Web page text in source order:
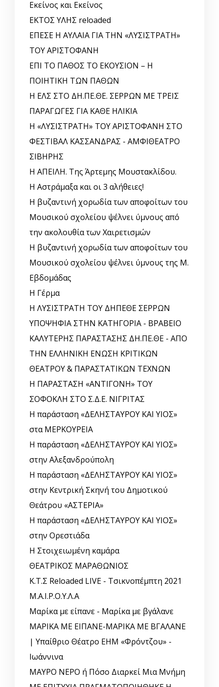
Εκείνος και Εκείνος
ΕΚΤΟΣ ΥΛΗΣ reloaded
ΕΠΕΣΕ Η ΑΥΛΑΙΑ ΓΙΑ ΤΗΝ «ΛΥΣΙΣΤΡΑΤΗ»
ΤΟΥ ΑΡΙΣΤΟΦΑΝΗ
ΕΠΙ ΤΟ ΠΑΘΟΣ ΤΟ ΕΚΟΥΣΙΟΝ – Η
ΠΟΙΗΤΙΚΗ ΤΩΝ ΠΑΘΩΝ
Η ΕΛΣ ΣΤΟ ΔΗ.ΠΕ.ΘΕ. ΣΕΡΡΩΝ ΜΕ ΤΡΕΙΣ
ΠΑΡΑΓΩΓΕΣ ΓΙΑ ΚΑΘΕ ΗΛΙΚΙΑ
Η «ΛΥΣΙΣΤΡΑΤΗ» ΤΟΥ ΑΡΙΣΤΟΦΑΝΗ ΣΤΟ
ΦΕΣΤΙΒΑΛ ΚΑΣΣΑΝΔΡΑΣ - ΑΜΦΙΘΕΑΤΡΟ
ΣΙΒΗΡΗΣ
Η ΑΠΕΙΛΗ. Της Άρτεμης Μουστακλίδου.
Η Αστράμαξα και οι 3 αλήθειες!
Η βυζαντινή χορωδία των αποφοίτων του
Μουσικού σχολείου ψέλνει ύμνους από
την ακολουθία των Χαιρετισμών
Η βυζαντινή χορωδία των αποφοίτων του
Μουσικού σχολείου ψέλνει ύμνους της Μ.
Εβδομάδας
Η Γέρμα
Η ΛΥΣΙΣΤΡΑΤΗ ΤΟΥ ΔΗΠΕΘΕ ΣΕΡΡΩΝ
ΥΠΟΨΗΦΙΑ ΣΤΗΝ ΚΑΤΗΓΟΡΙΑ - ΒΡΑΒΕΙΟ
ΚΑΛΥΤΕΡΗΣ ΠΑΡΑΣΤΑΣΗΣ ΔΗ.ΠΕ.ΘΕ - ΑΠΟ
ΤΗΝ ΕΛΛΗΝΙΚΗ ΕΝΩΣΗ ΚΡΙΤΙΚΩΝ
ΘΕΑΤΡΟΥ & ΠΑΡΑΣΤΑΤΙΚΩΝ ΤΕΧΝΩΝ
Η ΠΑΡΑΣΤΑΣΗ «ΑΝΤΙΓΟΝΗ» ΤΟΥ
ΣΟΦΟΚΛΗ ΣΤΟ Σ.Δ.Ε. ΝΙΓΡΙΤΑΣ
Η παράσταση «ΔΕΛΗΣΤΑΥΡΟΥ ΚΑΙ ΥΙΟΣ»
στα ΜΕΡΚΟΥΡΕΙΑ
Η παράσταση «ΔΕΛΗΣΤΑΥΡΟΥ ΚΑΙ ΥΙΟΣ»
στην Αλεξανδρούπολη
Η παράσταση «ΔΕΛΗΣΤΑΥΡΟΥ ΚΑΙ ΥΙΟΣ»
στην Κεντρική Σκηνή του Δημοτικού
Θεάτρου «ΑΣΤΕΡΙΑ»
Η παράσταση «ΔΕΛΗΣΤΑΥΡΟΥ ΚΑΙ ΥΙΟΣ»
στην Ορεστιάδα
Η Στοιχειωμένη καμάρα
ΘΕΑΤΡΙΚΟΣ ΜΑΡΑΘΩΝΙΟΣ
Κ.Τ.Σ Reloaded LIVE - Τσικνοπέμπτη 2021
Μ.Α.Ι.Ρ.Ο.Υ.Λ.Α
Μαρίκα με είπανε - Μαρίκα με βγάλανε
ΜΑΡΙΚΑ ΜΕ ΕΙΠΑΝΕ-ΜΑΡΙΚΑ ΜΕ ΒΓΑΛΑΝΕ
| Υπαίθριο Θέατρο ΕΗΜ «Φρόντζου» -
Ιωάννινα
ΜΑΥΡΟ ΝΕΡΟ ή Πόσο Διαρκεί Μια Μνήμη